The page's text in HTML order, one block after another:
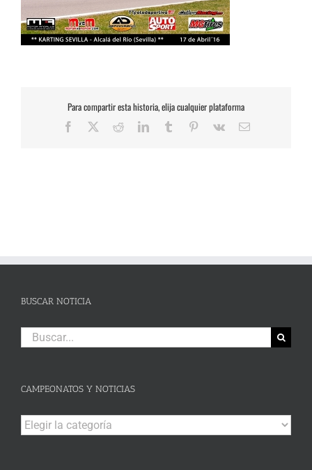
Para compartir esta historia, elija cualquier plataforma
Facebook RedditLinkedInTumblr Pinterest
Vk
Correo
BUSCAR NOTICIA
Buscar:
CAMPEONATOS Y NOTICIAS
Campeonatos
y